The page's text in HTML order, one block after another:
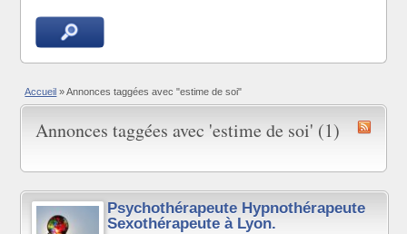
Accueil » Annonces taggées avec "estime de soi"
Annonces taggées avec 'estime de soi' (1)
Psychothérapeute Hypnothérapeute
Sexothérapeute à Lyon.